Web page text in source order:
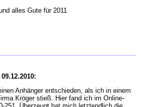
alles Gute für 2011
Anhänger entschieden, als ich in einem
Kröger stieß. Hier fand ich im Online-